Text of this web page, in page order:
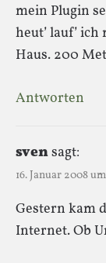
mein Plugin
heut’ lauf’
Haus. 200
Antworten
svensagt:
16. Januar 2008
Gestern kam
Internet. Ob